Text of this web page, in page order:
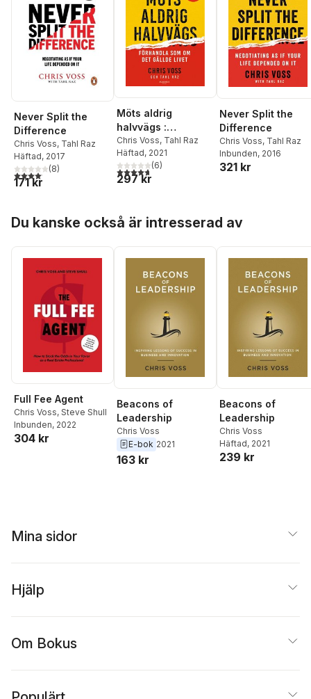
Never Split the
Difference
Chris Voss, Tahl Raz
Häftad, 2017
4,1utav 5 stjärnor. Totalt antal röster:
(8)
171 kr
Möts aldrig
halvvägs :
förhandla som om
det gällde livet
Chris Voss, Tahl Raz
Häftad, 2021
4,7utav 5 stjärnor. Totalt antal röster:
(6)
297 kr
Never Split the
Difference
Chris Voss, Tahl Raz
Inbunden, 2016
321 kr
Du kanske också är intresserad av
Full Fee Agent
Chris Voss, Steve Shull
Inbunden, 2022
304 kr
Beacons of
Leadership
Chris Voss
E-bok 2021
163 kr
Beacons of
Leadership
Chris Voss
Häftad, 2021
239 kr
Mina sidor
Hjälp
Om Bokus